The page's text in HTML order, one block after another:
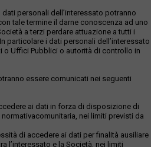
dati personali dell’interessato potranno
tale termine il darne conoscenza ad uno
a terzi perdare attuazione a tutti i
particolare i dati personali dell’interessato
o Uffici Pubblici o autorità di controllo in
essere comunicati nei seguenti
ai dati in forza di disposizione di
nei limiti previsti da
di accedere ai dati per finalità ausiliare
l’interessato e la Società, nei limiti